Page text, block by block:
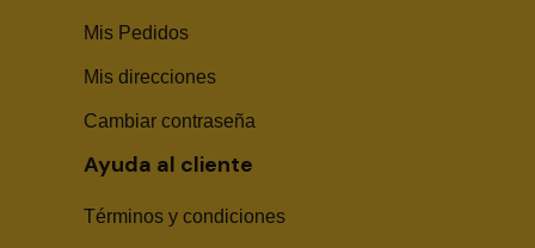
Mis Pedidos
Mis direcciones
Cambiar contraseña
Ayuda al cliente
Términos y condiciones